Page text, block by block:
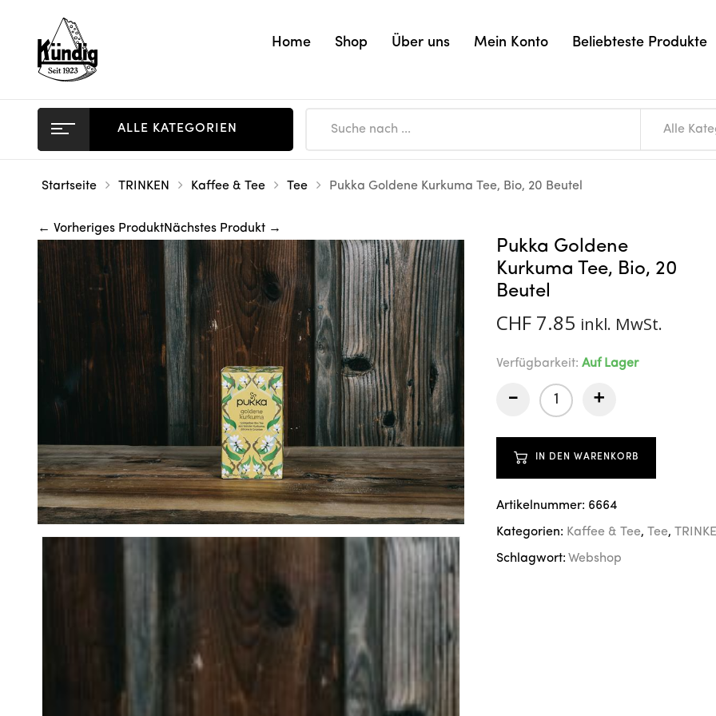
Home Shop Über uns Mein Konto Beliebteste Produkte
ALLE KATEGORIEN Alle
Startseite TRINKEN Kaffee & Tee Tee Pukka Goldene Kurkuma Tee, Bio, 20 Beutel
← Vorheriges ProduktNächstes Produkt →
Pukka Goldene
Kurkuma Tee, Bio, 20
Beutel
CHF 7.85 inkl. MwSt.
Verfügbarkeit: Auf Lager
- +
IN DEN WARENKORB
Artikelnummer: 6664
Kategorien: Kaffee & Tee, Tee,
Schlagwort: Webshop